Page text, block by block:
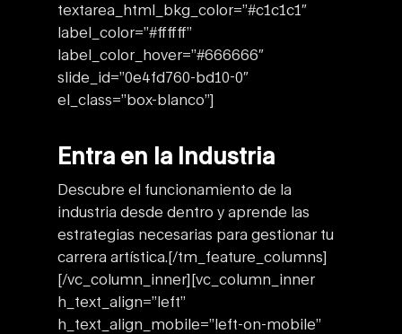
textarea_html_bkg_color=”#c1c1c1″
label_color=”#ffffff”
label_color_hover=”#666666″
slide_id=”0e4fd760-bd10-0″
el_class=”box-blanco”]
Entra en la Industria
Descubre el funcionamiento de la
industria desde dentro y aprende las
estrategias necesarias para gestionar tu
carrera artística.[/tm_feature_columns]
[/vc_column_inner][vc_column_inner
h_text_align=”left”
h_text_align_mobile=”left-on-mobile”